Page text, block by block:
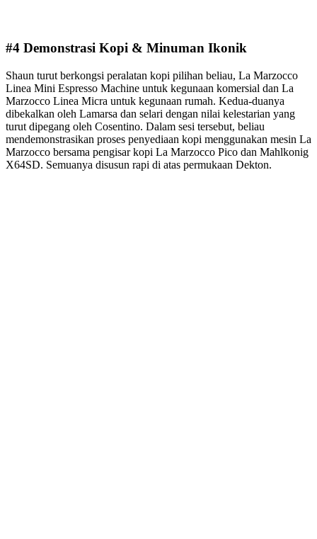
#4 Demonstrasi Kopi & Minuman Ikonik
Shaun turut berkongsi peralatan kopi pilihan beliau, La Marzocco
Linea Mini Espresso Machine untuk kegunaan komersial dan La
Marzocco Linea Micra untuk kegunaan rumah. Kedua-duanya
dibekalkan oleh Lamarsa dan selari dengan nilai kelestarian yang
turut dipegang oleh Cosentino. Dalam sesi tersebut, beliau
mendemonstrasikan proses penyediaan kopi menggunakan mesin La
Marzocco bersama pengisar kopi La Marzocco Pico dan Mahlkonig
X64SD. Semuanya disusun rapi di atas permukaan Dekton.